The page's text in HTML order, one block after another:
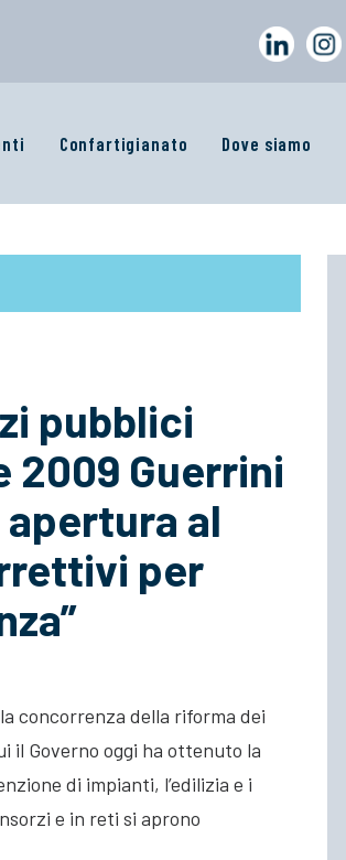
Confartigianato Dove siamo
pubblici
2009 Guerrini
al
per
concorrenza della riforma dei
il Governo oggi ha ottenuto la
di impianti, l’edilizia e i
e in reti si aprono